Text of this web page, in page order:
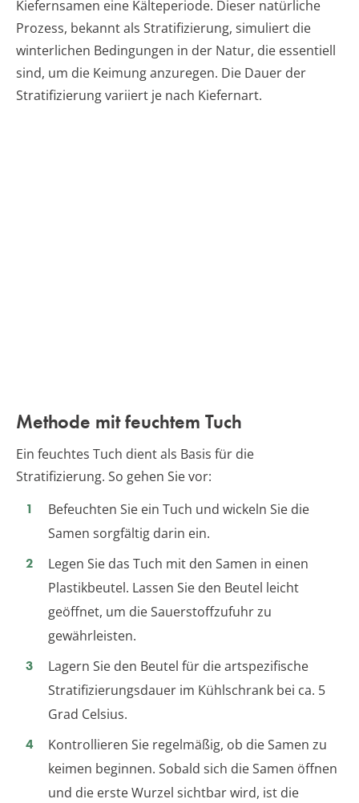
Kiefernsamen eine Kälteperiode. Dieser natürliche
Prozess, bekannt als Stratifizierung, simuliert die
winterlichen Bedingungen in der Natur, die essentiell
sind, um die Keimung anzuregen. Die Dauer der
Stratifizierung variiert je nach Kiefernart.
Methode mit feuchtem Tuch
Ein feuchtes Tuch dient als Basis für die
Stratifizierung. So gehen Sie vor:
Befeuchten Sie ein Tuch und wickeln Sie die
Samen sorgfältig darin ein.
Legen Sie das Tuch mit den Samen in einen
Plastikbeutel. Lassen Sie den Beutel leicht
geöffnet, um die Sauerstoffzufuhr zu
gewährleisten.
Lagern Sie den Beutel für die artspezifische
Stratifizierungsdauer im Kühlschrank bei ca. 5
Grad Celsius.
Kontrollieren Sie regelmäßig, ob die Samen zu
keimen beginnen. Sobald sich die Samen öffnen
und die erste Wurzel sichtbar wird, ist die